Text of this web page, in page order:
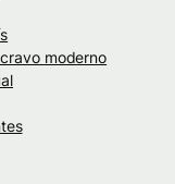
moderno